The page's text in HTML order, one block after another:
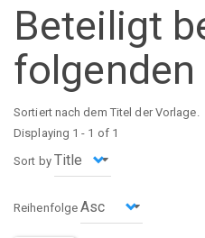
Beteiligt
folgenden
Sortiert nach dem Titel der Vorlage.
Displaying 1 - 1 of 1
Sort by
Reihenfolge